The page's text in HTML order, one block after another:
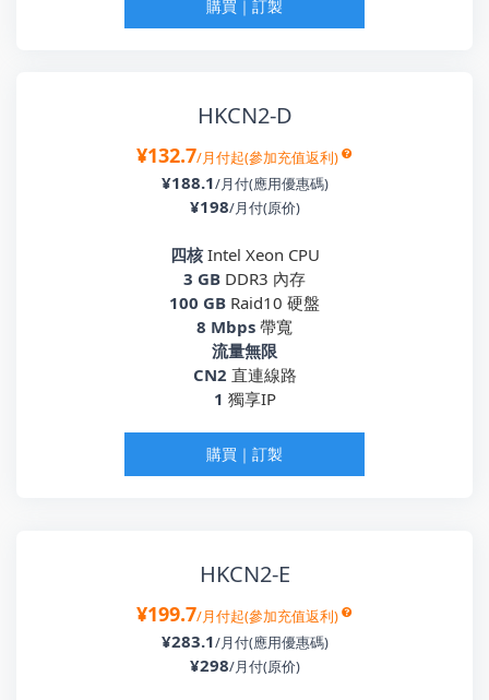
購買｜訂製
HKCN2-D
¥132.7/月付起(參加充值返利)
¥188.1/月付(應用優惠碼)
¥198/月付(原价)
四核Intel Xeon CPU
3 GB DDR3 內存
100 GB Raid10 硬盤
8 Mbps 帶寬
流量無限
CN2 直連線路
1 獨享IP
購買｜訂製
HKCN2-E
¥199.7/月付起(參加充值返利)
¥283.1/月付(應用優惠碼)
¥298/月付(原价)